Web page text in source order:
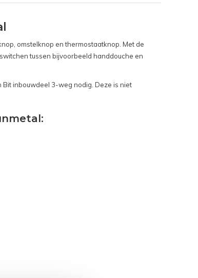
omstelknop en thermostaatknop. Met de
tussen bijvoorbeeld handdouche en
Bit inbouwdeel 3-weg nodig. Deze is niet